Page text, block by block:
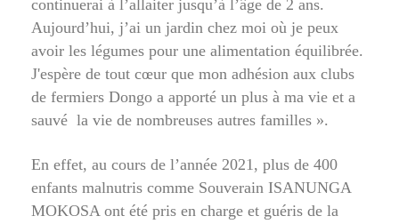
continuerai à l’allaiter jusqu’à l’âge de 2 ans.
Aujourd’hui, j’ai un jardin chez moi où je peux
avoir les légumes pour une alimentation équilibrée.
J'espère de tout cœur que mon adhésion aux clubs
de fermiers Dongo a apporté un plus à ma vie et a
sauvé la vie de nombreuses autres familles ».
En effet, au cours de l’année 2021, plus de 400
enfants malnutris comme Souverain ISANUNGA
MOKOSA ont été pris en charge et guéris de la